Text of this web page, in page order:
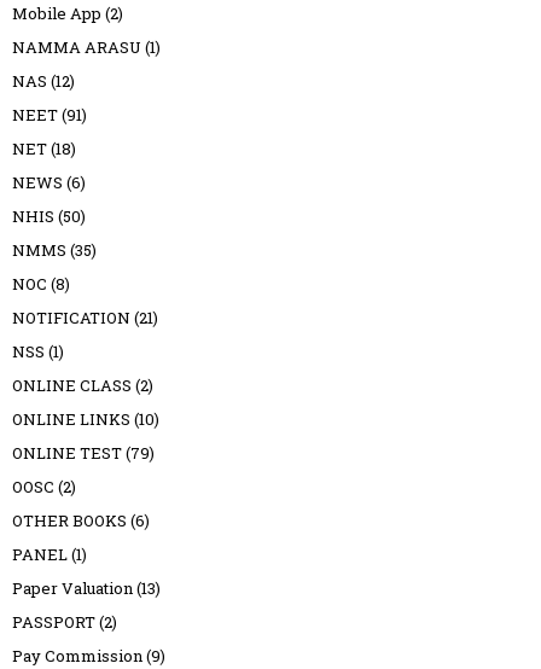
Mobile App (2)
NAMMA ARASU (1)
NAS (12)
NEET(91)
NET(18)
NEWS (6)
NHIS (50)
NMMS (35)
NOC (8)
NOTIFICATION (21)
NSS (1)
ONLINE CLASS (2)
ONLINE LINKS (10)
ONLINE TEST(79)
OOSC (2)
OTHER BOOKS (6)
PANEL(1)
Paper Valuation(13)
PASSPORT(2)
Pay Commission(9)